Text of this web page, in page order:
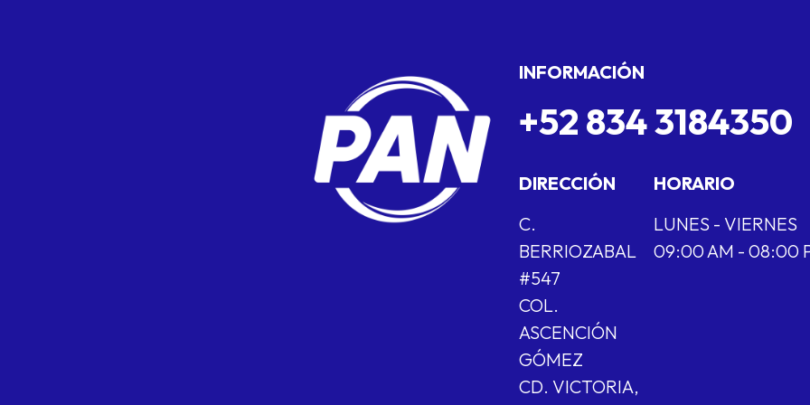
INFORMACIÓN
+52 834 3184350
DIRECCIÓN
C.
BERRIOZABAL
#547
COL.
ASCENCIÓN
GÓMEZ
CD. VICTORIA,
HORARIO
LUNES - VIERNES
09:00 AM - 08:00